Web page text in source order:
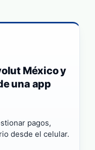
México y
una app
pagos,
desde el celular.